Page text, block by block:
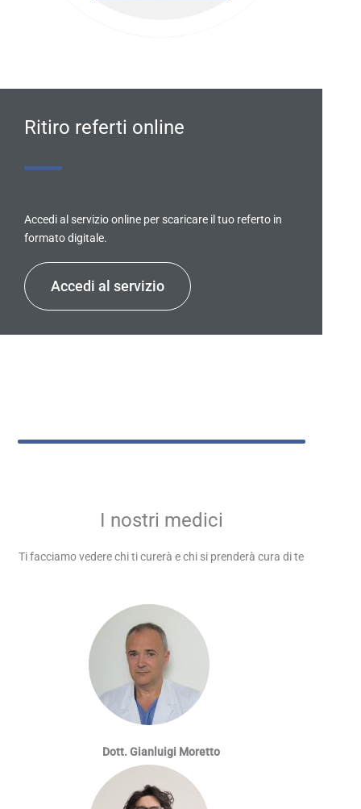
Ritiro referti online
Accedi al servizio online per scaricare il tuo referto in
formato digitale.
Accedi al servizio
I nostri medici
Ti facciamo vedere chi ti curerà e chi si prenderà cura di te
Dott. Gianluigi Moretto